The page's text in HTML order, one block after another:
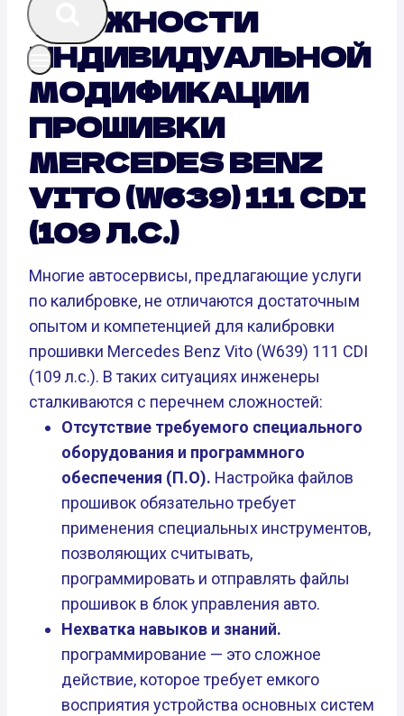
СЛОЖНОСТИ
ИНДИВИДУАЛЬНОЙ
МОДИФИКАЦИИ
ПРОШИВКИ
MERCEDES BENZ
VITO (W639) 111 CDI
(109 Л.С.)
Многие автосервисы, предлагающие услуги
по калибровке, не отличаются достаточным
опытом и компетенцией для калибровки
прошивки Mercedes Benz Vito (W639) 111 CDI
(109 л.с.). В таких ситуациях инженеры
сталкиваются с перечнем сложностей:
Отсутствие требуемого специального
оборудования и программного
обеспечения (П.О). Настройка файлов
прошивок обязательно требует
применения специальных инструментов,
позволяющих считывать,
программировать и отправлять файлы
прошивок в блок управления авто.
Нехватка навыков и знаний.
программирование — это сложное
действие, которое требует емкого
восприятия устройства основных систем